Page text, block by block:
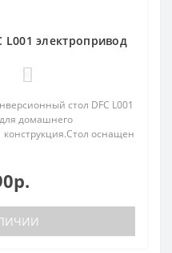
L001 электропривод
стол DFC L001
домашнего
оснащен